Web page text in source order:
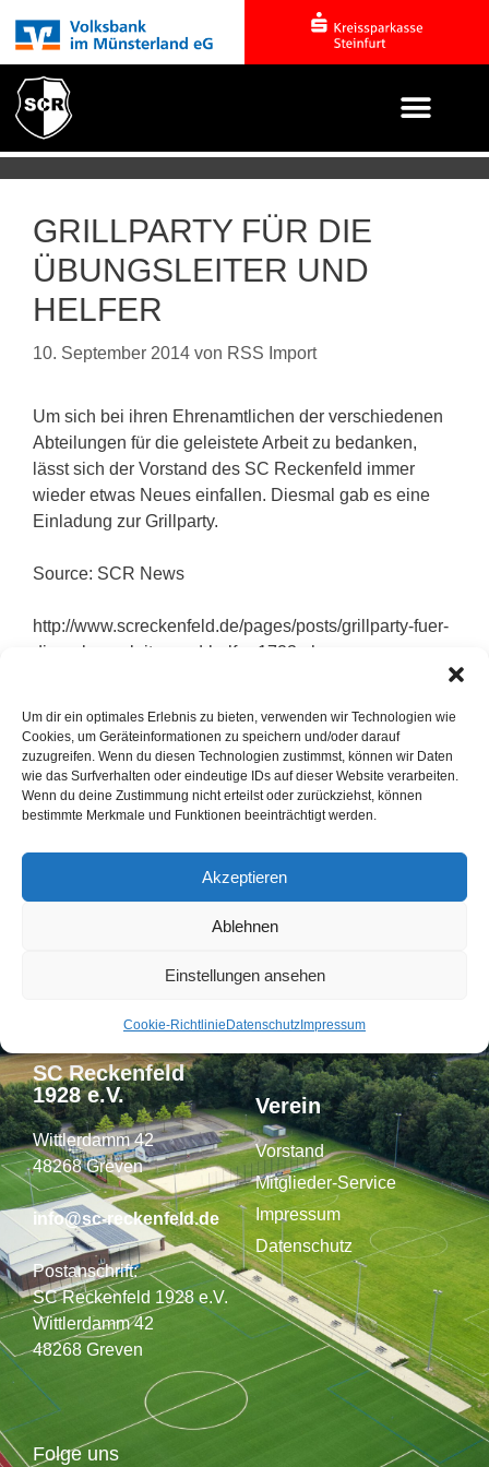
Um dir ein optimales Erlebnis zu bieten, verwenden wir Technologien wie
Cookies, um Geräteinformationen zu speichern und/oder darauf
zuzugreifen. Wenn du diesen Technologien zustimmst, können wir Daten
wie das Surfverhalten oder eindeutige IDs auf dieser Website verarbeiten.
Wenn du deine Zustimmung nicht erteilst oder zurückziehst, können
bestimmte Merkmale und Funktionen beeinträchtigt werden.
Akzeptieren
Ablehnen
Einstellungen ansehen
Cookie-Richtlinie Datenschutz Impressum
GRILLPARTY FÜR DIE
ÜBUNGSLEITER UND
HELFER
10. September 2014 von RSS Import
Um sich bei ihren Ehrenamtlichen der verschiedenen
Abteilungen für die geleistete Arbeit zu bedanken,
lässt sich der Vorstand des SC Reckenfeld immer
wieder etwas Neues einfallen. Diesmal gab es eine
Einladung zur Grillparty.
Source: SCR News
http://www.screckenfeld.de/pages/posts/grillparty-fuer-
die-uebungsleiter-und-helfer-1723.php
Vereinsnews
Heimsieg zum Saisonauftakt der Sportkegler
Wochenendlehrgang in Wolbeck
SC Reckenfeld
1928 e.V.
Wittlerdamm 42
48268 Greven
info@sc-reckenfeld.de
Postanschrift:
SC Reckenfeld 1928 e.V.
Wittlerdamm 42
48268 Greven
Verein
Vorstand
Mitglieder-Service
Impressum
Datenschutz
Folge uns